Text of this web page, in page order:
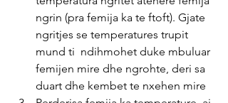
ngrin (pra femija ka te ftoft). Gjate
ngritjes se temperatures trupit
mund ti  ndihmohet duke mbuluar
femijen mire dhe ngrohte, deri sa
duart dhe kembet te nxehen mire